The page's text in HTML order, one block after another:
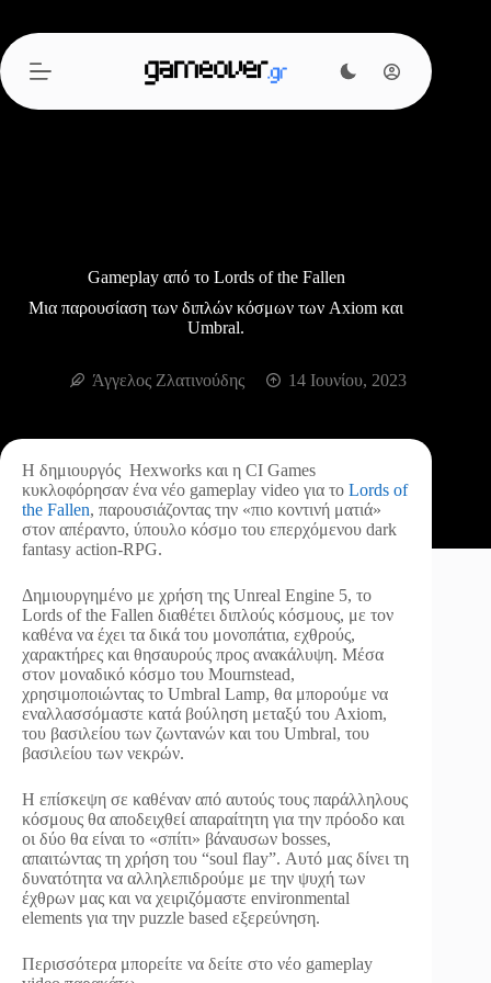
περιεχόμενο
Gameplay από το Lords of the Fallen
Μια παρουσίαση των διπλών κόσμων των Axiom και
Umbral.
Άγγελος Ζλατινούδης 14 Ιουνίου, 2023
Η δημιουργός Hexworks και η CI Games
κυκλοφόρησαν ένα νέο gameplay video για το Lords of
the Fallen, παρουσιάζοντας την «πιο κοντινή ματιά»
στον απέραντο, ύπουλο κόσμο του επερχόμενου dark
fantasy action-RPG.
Δημιουργημένο με χρήση της Unreal Engine 5, το
Lords of the Fallen διαθέτει διπλούς κόσμους, με τον
καθένα να έχει τα δικά του μονοπάτια, εχθρούς,
χαρακτήρες και θησαυρούς προς ανακάλυψη. Μέσα
στον μοναδικό κόσμο του Mournstead,
χρησιμοποιώντας το Umbral Lamp, θα μπορούμε να
εναλλασσόμαστε κατά βούληση μεταξύ του Axiom,
του βασιλείου των ζωντανών και του Umbral, του
βασιλείου των νεκρών.
Η επίσκεψη σε καθέναν από αυτούς τους παράλληλους
κόσμους θα αποδειχθεί απαραίτητη για την πρόοδο και
οι δύο θα είναι το «σπίτι» βάναυσων bosses,
απαιτώντας τη χρήση του “soul flay”. Αυτό μας δίνει τη
δυνατότητα να αλληλεπιδρούμε με την ψυχή των
έχθρων μας και να χειριζόμαστε environmental
elements για την puzzle based εξερεύνηση.
Περισσότερα μπορείτε να δείτε στο νέο gameplay